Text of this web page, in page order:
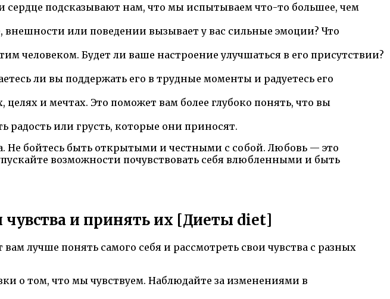
подсказывают нам, что мы испытываем что-то большее, чем
внешности или поведении вызывает у вас сильные эмоции? Что
человеком. Будет ли ваше настроение улучшаться в его присутствии?
ли вы поддержать его в трудные моменты и радуетесь его
целях и мечтах. Это поможет вам более глубоко понять, что вы
радость или грусть, которые они приносят.
Не бойтесь быть открытыми и честными с собой. Любовь — это
возможности почувствовать себя влюбленными и быть
чувства и принять их [Диеты diet]
лучше понять самого себя и рассмотреть свои чувства с разных
о том, что мы чувствуем. Наблюдайте за изменениями в